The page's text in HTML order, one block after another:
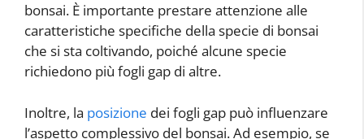
bonsai. È importante prestare attenzione alle
caratteristiche specifiche della specie di bonsai
che si sta coltivando, poiché alcune specie
richiedono più fogli gap di altre.
Inoltre, la posizione dei fogli gap può influenzare
l’aspetto complessivo del bonsai. Ad esempio, se